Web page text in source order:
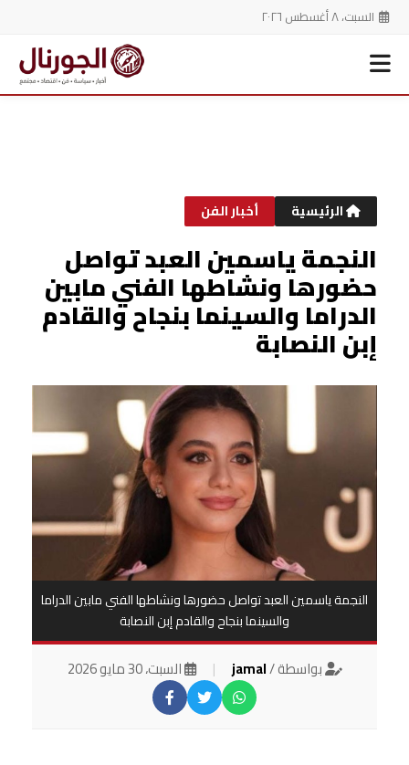
السبت، ٨ أغسطس ٢٠٢٦
الرئيسية أخبار الفن
النجمة ياسمين العبد تواصل
حضورها ونشاطها الفني مابين
الدراما والسينما بنجاح والقادم
إبن النصابة
النجمة ياسمين العبد تواصل حضورها ونشاطها الفني مابين الدراما
والسينما بنجاح والقادم إبن النصابة
بواسطة /jamal
| السبت، 30 مايو 2026